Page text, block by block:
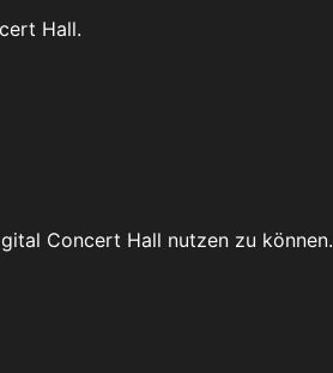
Hall.
Concert Hall nutzen zu können.